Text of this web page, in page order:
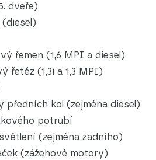
dveře)
řemen (1,6 MPI a diesel)
řetěz (1,3i a 1,3 MPI)
předních kol (zejména diesel)
potrubí
(zejména zadního)
(zážehové motory)